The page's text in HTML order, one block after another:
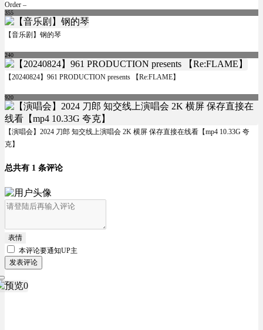
Order –
355
【音乐剧】钢的琴
240
【20240824】961 PRODUCTION presents 【Re:FLAME】
920
【演唱会】2024 刀郎 知交线上演唱会 2K 横屏 保存直接在线看【mp4 10.33G 夸
克】
总共有 1 条评论
表情
本评论要通知UP主
发表评论